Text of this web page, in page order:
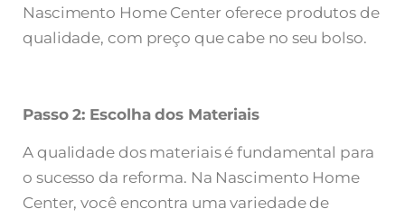
Nascimento Home Center oferece produtos de
qualidade, com preço que cabe no seu bolso.
Passo 2: Escolha dos Materiais
A qualidade dos materiais é fundamental para
o sucesso da reforma. Na Nascimento Home
Center, você encontra uma variedade de